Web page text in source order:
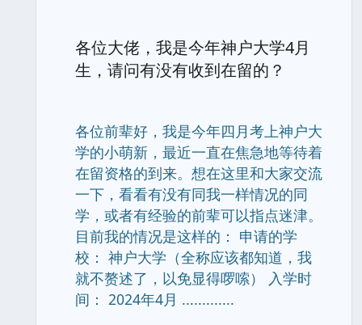
各位大佬，我是今年神户大学4月
生，请问有没有收到在留的？
各位前辈好，我是今年四月考上神户大
学的小萌新，最近一直在焦急地等待着
在留资格的到来。想在这里和大家交流
一下，看看有没有同我一样情况的同
学，或者有经验的前辈可以指点迷津。
目前我的情况是这样的： 申请的学
校： 神户大学（全称应该都知道，我
就不赘述了，以免显得啰嗦） 入学时
间： 2024年4月 .............